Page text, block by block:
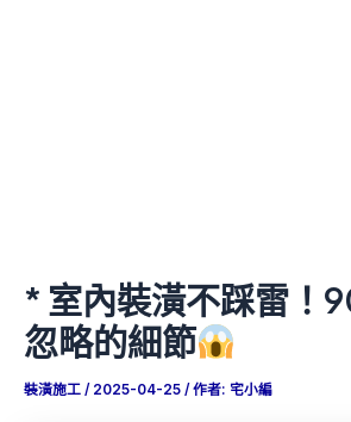
* 室內裝潢不踩雷！
忽略的細節
裝潢施工 / 2025-04-25 / 作者: 宅小編